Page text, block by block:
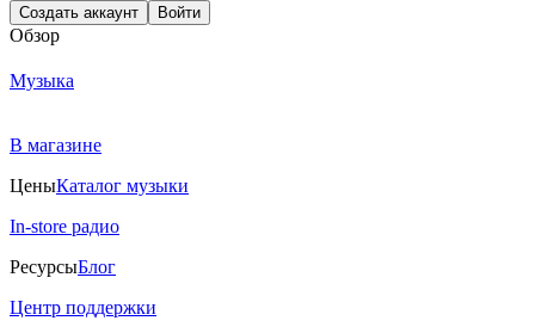
Создать аккаунт Войти
Обзор
Музыка
В магазине
ЦеныКаталог музыки
In-store радио
РесурсыБлог
Центр поддержки